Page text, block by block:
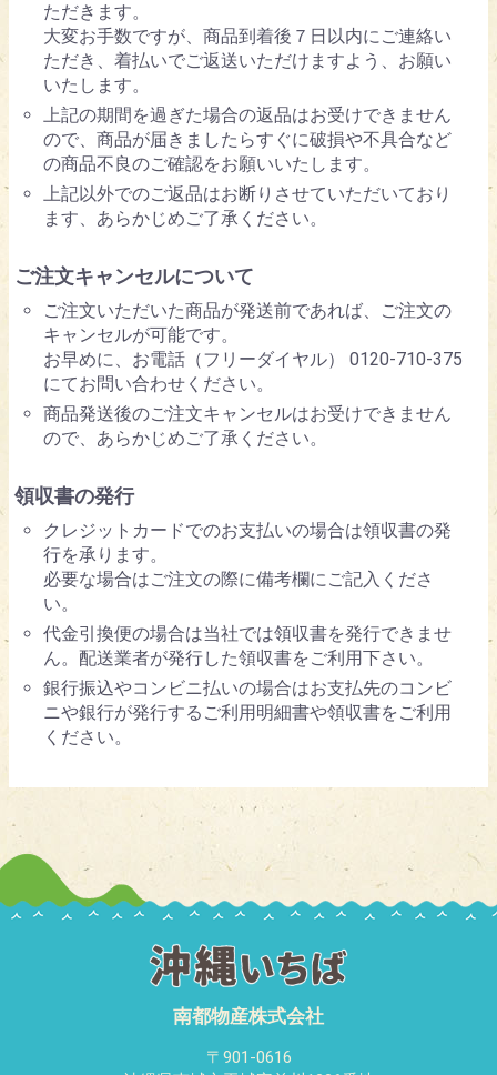
ただきます。
大変お手数ですが、商品到着後７日以内にご連絡い
ただき、着払いでご返送いただけますよう、お願い
いたします。
上記の期間を過ぎた場合の返品はお受けできません
ので、商品が届きましたらすぐに破損や不具合など
の商品不良のご確認をお願いいたします。
上記以外でのご返品はお断りさせていただいており
ます、あらかじめご了承ください。
ご注文キャンセルについて
ご注文いただいた商品が発送前であれば、ご注文の
キャンセルが可能です。
お早めに、お電話（フリーダイヤル） 0120-710-375
にてお問い合わせください。
商品発送後のご注文キャンセルはお受けできません
ので、あらかじめご了承ください。
領収書の発行
クレジットカードでのお支払いの場合は領収書の発
行を承ります。
必要な場合はご注文の際に備考欄にご記入くださ
い。
代金引換便の場合は当社では領収書を発行できませ
ん。配送業者が発行した領収書をご利用下さい。
銀行振込やコンビニ払いの場合はお支払先のコンビ
ニや銀行が発行するご利用明細書や領収書をご利用
ください。
南都物産株式会社
〒901-0616